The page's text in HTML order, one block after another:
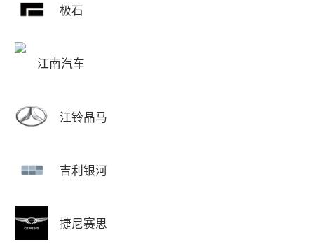
极石
江南汽车
江铃晶马
吉利银河
捷尼赛思